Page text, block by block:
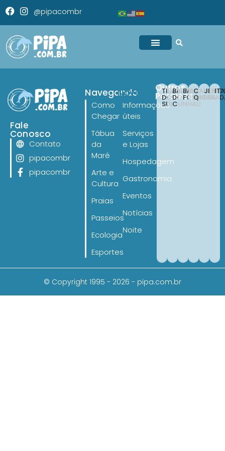
@pipacombr
Fale
Conosco
Contato
pipacombr
pipacombr
Navegando
Como
Chegar
Tábua
da
Maré
Arte e
Cultura
Praias
Passeios
Ecologia
Esportes
Navegando
Informações
úteis
Serviços
e Lojas
Hospedagem
Gastronomia
Eventos
Notícias
Noite
Outros
Paraísos
TIBAU
DO
SUL
BARRA
DO
CUNHAÚ
BAIA
FORMOSA
CANOA
© Copyright 1995 - 2026 - pipa.com.br